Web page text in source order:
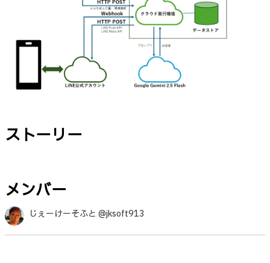
ストーリー
メンバー
じぇーけーそふと @jksoft913